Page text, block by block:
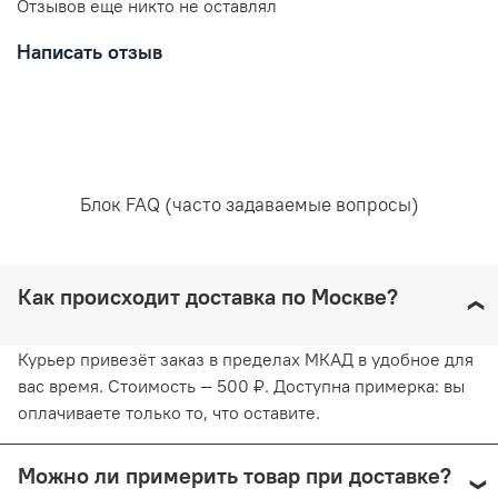
Отзывов еще никто не оставлял
Написать отзыв
Блок FAQ (часто задаваемые вопросы)
Как происходит доставка по Москве?
Курьер привезёт заказ в пределах МКАД в удобное для
вас время. Стоимость — 500 ₽. Доступна примерка: вы
оплачиваете только то, что оставите.
Можно ли примерить товар при доставке?